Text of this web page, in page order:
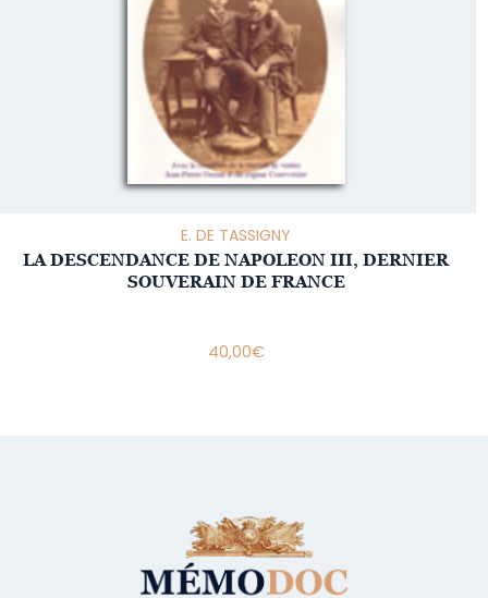
E. DE TASSIGNY
LA DESCENDANCE DE NAPOLEON III, DERNIER
SOUVERAIN DE FRANCE
40,00€